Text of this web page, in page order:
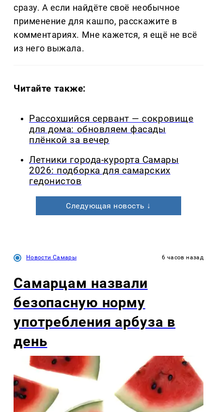
сразу. А если найдёте своё необычное
применение для кашпо, расскажите в
комментариях. Мне кажется, я ещё не всё
из него выжала.
Читайте также:
Рассохшийся сервант — сокровище
для дома: обновляем фасады
плёнкой за вечер
Летники города-курорта Самары
2026: подборка для самарских
гедонистов
Следующая новость ↓
Новости Самары 6 часов назад
Самарцам назвали
безопасную норму
употребления арбуза в
день